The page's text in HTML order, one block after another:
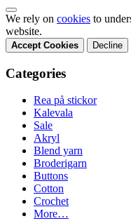
We rely on cookies to
website.
Accept Cookies Decline
Categories
Rea på stickor
Kalevala
Sale
Akryl
Blend yarn
Broderigarn
Buttons
Cotton
Crochet
More…